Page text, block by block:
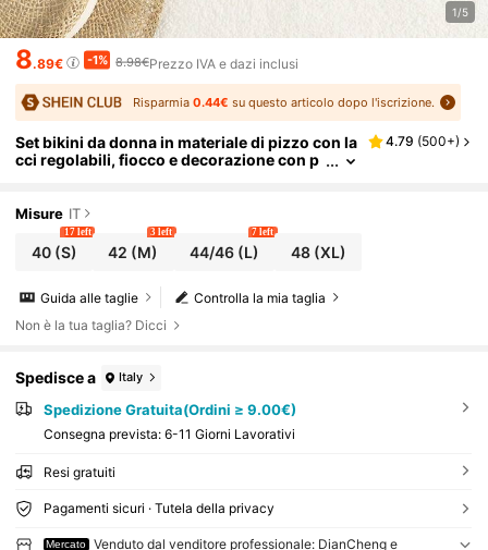
1/5
8.89€ -1% 8.98€Prezzo IVA e dazi inclusi
Risparmia0.44€ su questo articolo dopo l'iscrizione.
Set bikini da donna in materiale di pizzo con la
cci regolabili, fiocco e decorazione con p
4.79 (500+)
Misure IT
40(S)
17 left
42 (M)
3 left
44/46(L)
7 left
48(XL)
Controlla la mia taglia
Guida alle taglie
Non è la tua taglia? Dicci
Spedisce a Italy
Spedizione Gratuita(Ordini ≥ 9.00€)
Consegna prevista: 6-11 Giorni Lavorativi
Resi gratuiti
Pagamenti sicuri · Tutela della privacy
Mercato
Venduto dal venditore professionale: DianCheng e